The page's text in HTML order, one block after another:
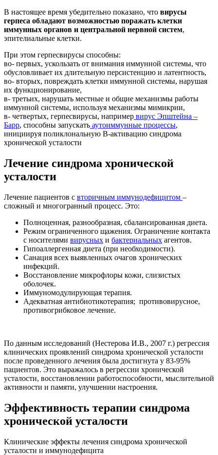
В настоящее время убедительно показано, что вирусы
герпеса обладают возможностью поражать клетки
иммунных органов и центральной нервной систем,
эпителиальные клетки.
При этом герпесвирусы способны:
во- первых, ускользать от внимания иммунной системы, что
обусловливает их длительную персистенцию и латентность,
во- вторых, повреждать клетки иммунной системы, нарушая
их функционирование,
в- третьих, нарушать местные и общие механизмы работы
иммунной системы, используя механизмы мимикрии,
в- четвертых, герпесвирусы, например вирус Эпштейна –
Барр, способны запускать аутоиммунные процессы,
инициируя поликлональную В-активацию синдрома
хронической усталости
Лечение синдрома хронической
усталости
Лечение пациентов с вторичным иммунодефицитом –
сложный и многогранный процесс. Это:
Полноценная, разнообразная, сбалансированная диета.
Режим ограниченного щажения. Ограничение контакта
с носителями вирусных и бактериальных агентов.
Гипоаллергенная диета (при необходимости).
Санация всех выявленных очагов хронических
инфекций.
Восстановление микрофлоры кожи, слизистых
оболочек.
Иммуномодулирующая терапия.
Адекватная антибиотикотерапия; противовирусное,
противогрибковое лечение.
По данным исследований (Нестерова И.В., 2007 г.) регрессия
клинических проявлений синдрома хронической усталости
после проведенного лечения была достигнута у 83-95%
пациентов. Это выражалось в регрессии хронической
усталости, восстановлении работоспособности, мыслительной
активности и памяти, улучшении настроения.
Эффективность терапии синдрома
хронической усталости
Клинические эффекты лечения синдрома хронической
усталости и иммунодефицита